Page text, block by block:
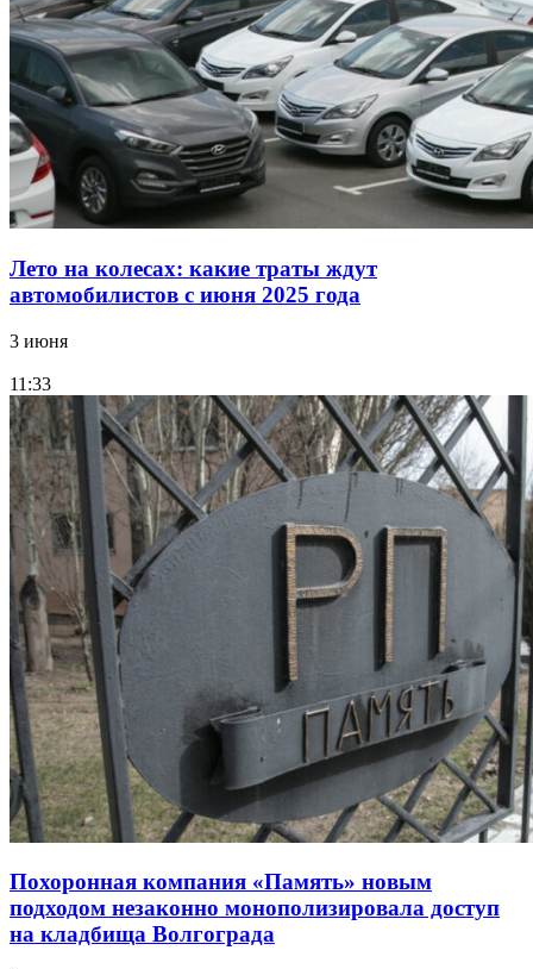
Лето на колесах: какие траты ждут
автомобилистов с июня 2025 года
3 июня
11:33
Похоронная компания «Память» новым
подходом незаконно монополизировала доступ
на кладбища Волгограда